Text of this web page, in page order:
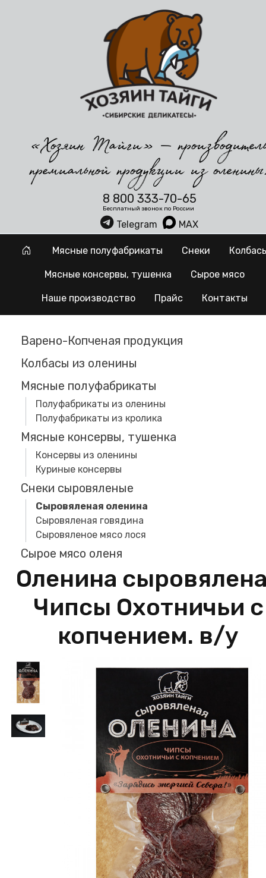
«Хозяин Тайги» —
премиальной продукции из
8 800 333-70-65
Бесплатный звонок по России
MAX
Telegram
Мясные полуфабрикаты Снеки
Мясные консервы, тушенка Сырое мясо
Наше производство Прайс Контакты
Варено-Копченая продукция
Колбасы из оленины
Мясные полуфабрикаты
Полуфабрикаты из оленины
Полуфабрикаты из кролика
Мясные консервы, тушенка
Консервы из оленины
Куриные консервы
Снеки сыровяленые
Сыровяленая оленина
Сыровяленая говядина
Сыровяленое мясо лося
Сырое мясо оленя
Оленина
Чипсы Охотничьи с
копчением. в/у
Previous